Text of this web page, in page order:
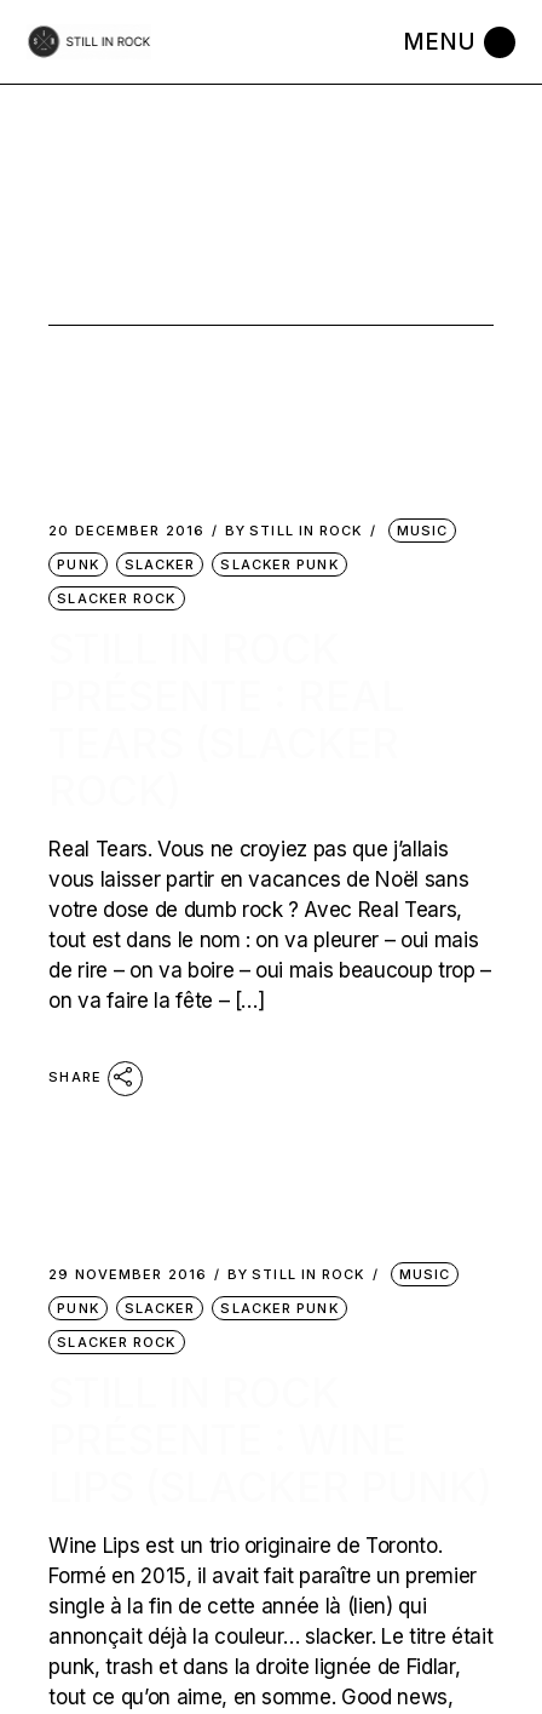
the
20 DECEMBER 2016 BY STILL IN ROCK
MUSIC
PUNK
SLACKER
SLACKER PUNK
SLACKER ROCK
Real Tears. Vous ne croyiez pas que j’allais
vous laisser partir en vacances de Noël sans
votre dose de dumb rock ? Avec Real Tears,
tout est dans le nom : on va pleurer – oui mais
de rire – on va boire – oui mais beaucoup trop –
on va faire la fête – […]
SHARE
29 NOVEMBER 2016 BY STILL IN ROCK
MUSIC
PUNK
SLACKER
SLACKER PUNK
SLACKER ROCK
Wine Lips est un trio originaire de Toronto.
Formé en 2015, il avait fait paraître un premier
single à la fin de cette année là (lien) qui
annonçait déjà la couleur… slacker. Le titre était
punk, trash et dans la droite lignée de Fidlar,
tout ce qu’on aime, en somme. Good news,